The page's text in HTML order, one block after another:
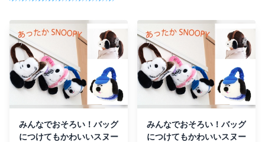
みんなでおそろい！バッグ
につけてもかわいいスヌー
みんなでおそろい！バッグ
につけてもかわいいスヌー